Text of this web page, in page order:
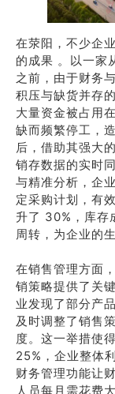
在荥阳，不少企
的成果 。以一家
之前，由于财务
积压与缺货并存
大量资金被占用
缺而频繁停工，
后，借助其强大
销存数据的实时
与精准分析，企
定采购计划，有
升了 30%，库存
周转，为企业的
在销售管理方面
销策略提供了关
业发现了部分产
及时调整了销售
度。这一举措使
25%，企业整体
财务管理功能让
人员每月需花费